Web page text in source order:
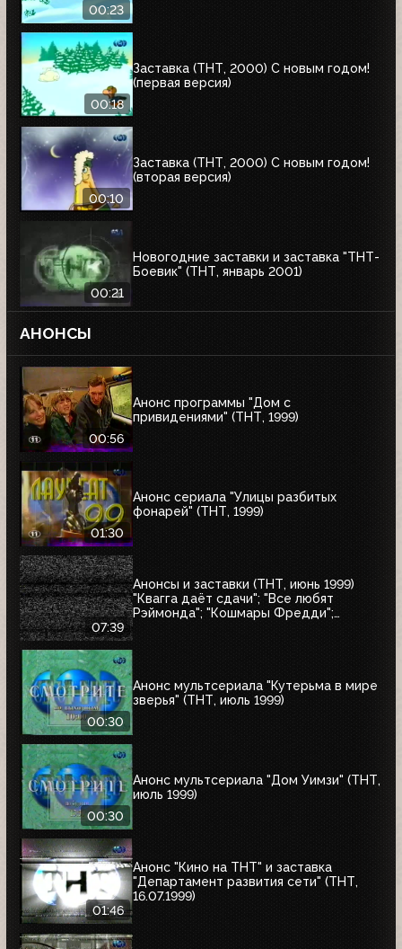
00:23
00:18
Заставка (ТНТ, 2000) С новым годом!
(первая версия)
00:10
Заставка (ТНТ, 2000) С новым годом!
(вторая версия)
00:21
Новогодние заставки и заставка "ТНТ-
Боевик" (ТНТ, январь 2001)
АНОНСЫ
00:56
Анонс программы "Дом с
привидениями" (ТНТ, 1999)
01:30
Анонс сериала "Улицы разбитых
фонарей" (ТНТ, 1999)
07:39
Анонсы и заставки (ТНТ, июнь 1999)
"Квагга даёт сдачи"; "Все любят
Рэймонда"; "Кошмары Фредди";
00:30
Анонс мультсериала "Кутерьма в мире
зверья" (ТНТ, июль 1999)
00:30
Анонс мультсериала "Дом Уимзи" (ТНТ,
июль 1999)
01:46
Анонс "Кино на ТНТ" и заставка
"Департамент развития сети" (ТНТ,
16.07.1999)